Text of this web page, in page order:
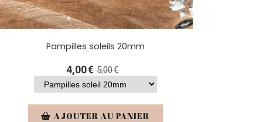
Pampilles soleils 20mm
4,00€ 5,00€
AJOUTER AU PANIER